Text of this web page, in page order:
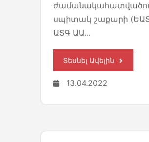
սպիտակ շաքարի
ԱՏԳ ԱԱ...
Տեսնել Ավելին
13.04.2022